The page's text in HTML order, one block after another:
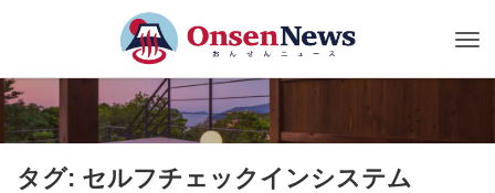
タグ: セルフチェックインシステム